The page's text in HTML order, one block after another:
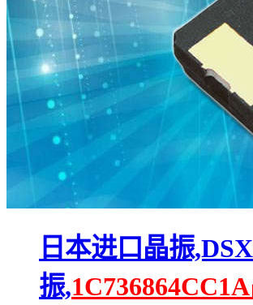
日本进口晶振
振,